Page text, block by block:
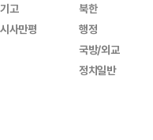
기고
시사만평
북한
행정
국방/외교
정치일반